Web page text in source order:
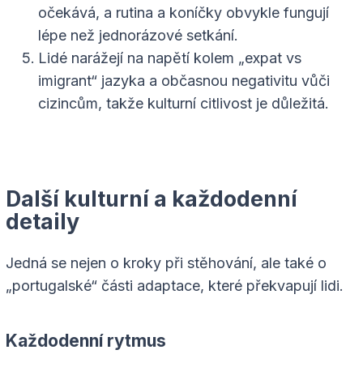
očekává, a rutina a koníčky obvykle fungují
lépe než jednorázové setkání.
Lidé narážejí na napětí kolem „expat vs
imigrant“ jazyka a občasnou negativitu vůči
cizincům, takže kulturní citlivost je důležitá.
Další kulturní a každodenní
detaily
Jedná se nejen o kroky při stěhování, ale také o
„portugalské“ části adaptace, které překvapují lidi.
Každodenní rytmus